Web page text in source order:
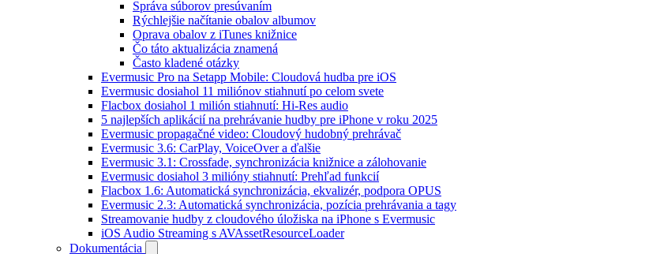
Správa súborov presúvaním
Rýchlejšie načítanie obalov albumov
Oprava obalov z iTunes knižnice
Čo táto aktualizácia znamená
Často kladené otázky
Evermusic Pro na Setapp Mobile: Cloudová hudba pre iOS
Evermusic dosiahol 11 miliónov stiahnutí po celom svete
Flacbox dosiahol 1 milión stiahnutí: Hi-Res audio
5 najlepších aplikácií na prehrávanie hudby pre iPhone v roku 2025
Evermusic propagačné video: Cloudový hudobný prehrávač
Evermusic 3.6: CarPlay, VoiceOver a ďalšie
Evermusic 3.1: Crossfade, synchronizácia knižnice a zálohovanie
Evermusic dosiahol 3 milióny stiahnutí: Prehľad funkcií
Flacbox 1.6: Automatická synchronizácia, ekvalizér, podpora OPUS
Evermusic 2.3: Automatická synchronizácia, pozícia prehrávania a tagy
Streamovanie hudby z cloudového úložiska na iPhone s Evermusic
iOS Audio Streaming s AVAssetResourceLoader
Dokumentácia